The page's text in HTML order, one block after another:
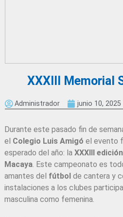
XXXIII Memorial
Administrador junio 10, 2025
Durante este pasado fin de
el Colegio Luis Amigó el evento
esperado del año: la XXXIII edición
Macaya . Este campeonato es
amantes del fútbol de cantera y
instalaciones a los clubes
masculina como femenina.